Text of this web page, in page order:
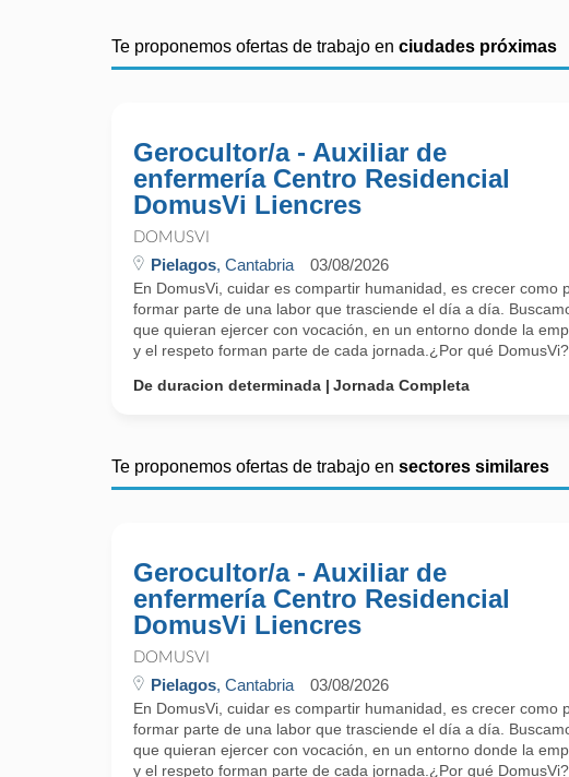
Te proponemos ofertas de trabajo en ciudades próximas
Gerocultor/a - Auxiliar de
enfermería Centro Residencial
DomusVi Liencres
DOMUSVI
Pielagos, Cantabria 03/08/2026
En DomusVi, cuidar es compartir humanidad, es crecer como
formar parte de una labor que trasciende el día a día.
que quieran ejercer con vocación, en un entorno donde la
y el respeto forman parte de cada jornada.¿Por qué DomusVi?
De duracion determinada
Jornada Completa
Te proponemos ofertas de trabajo en sectores similares
Gerocultor/a - Auxiliar de
enfermería Centro Residencial
DomusVi Liencres
DOMUSVI
Pielagos, Cantabria 03/08/2026
En DomusVi, cuidar es compartir humanidad, es crecer como
formar parte de una labor que trasciende el día a día.
que quieran ejercer con vocación, en un entorno donde la
y el respeto forman parte de cada jornada.¿Por qué DomusVi?